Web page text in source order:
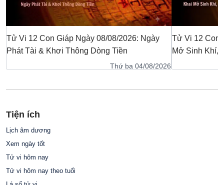
Tử Vi 12 Con Giáp Ngày 08/08/2026: Ngày
Phát Tài & Khơi Thông Dòng Tiền
Thứ ba 04/08/2026
Tử Vi 12 Con
Mở Sinh Khí,
Tiện ích
Lịch âm dương
Xem ngày tốt
Tử vi hôm nay
Tử vi hôm nay theo tuổi